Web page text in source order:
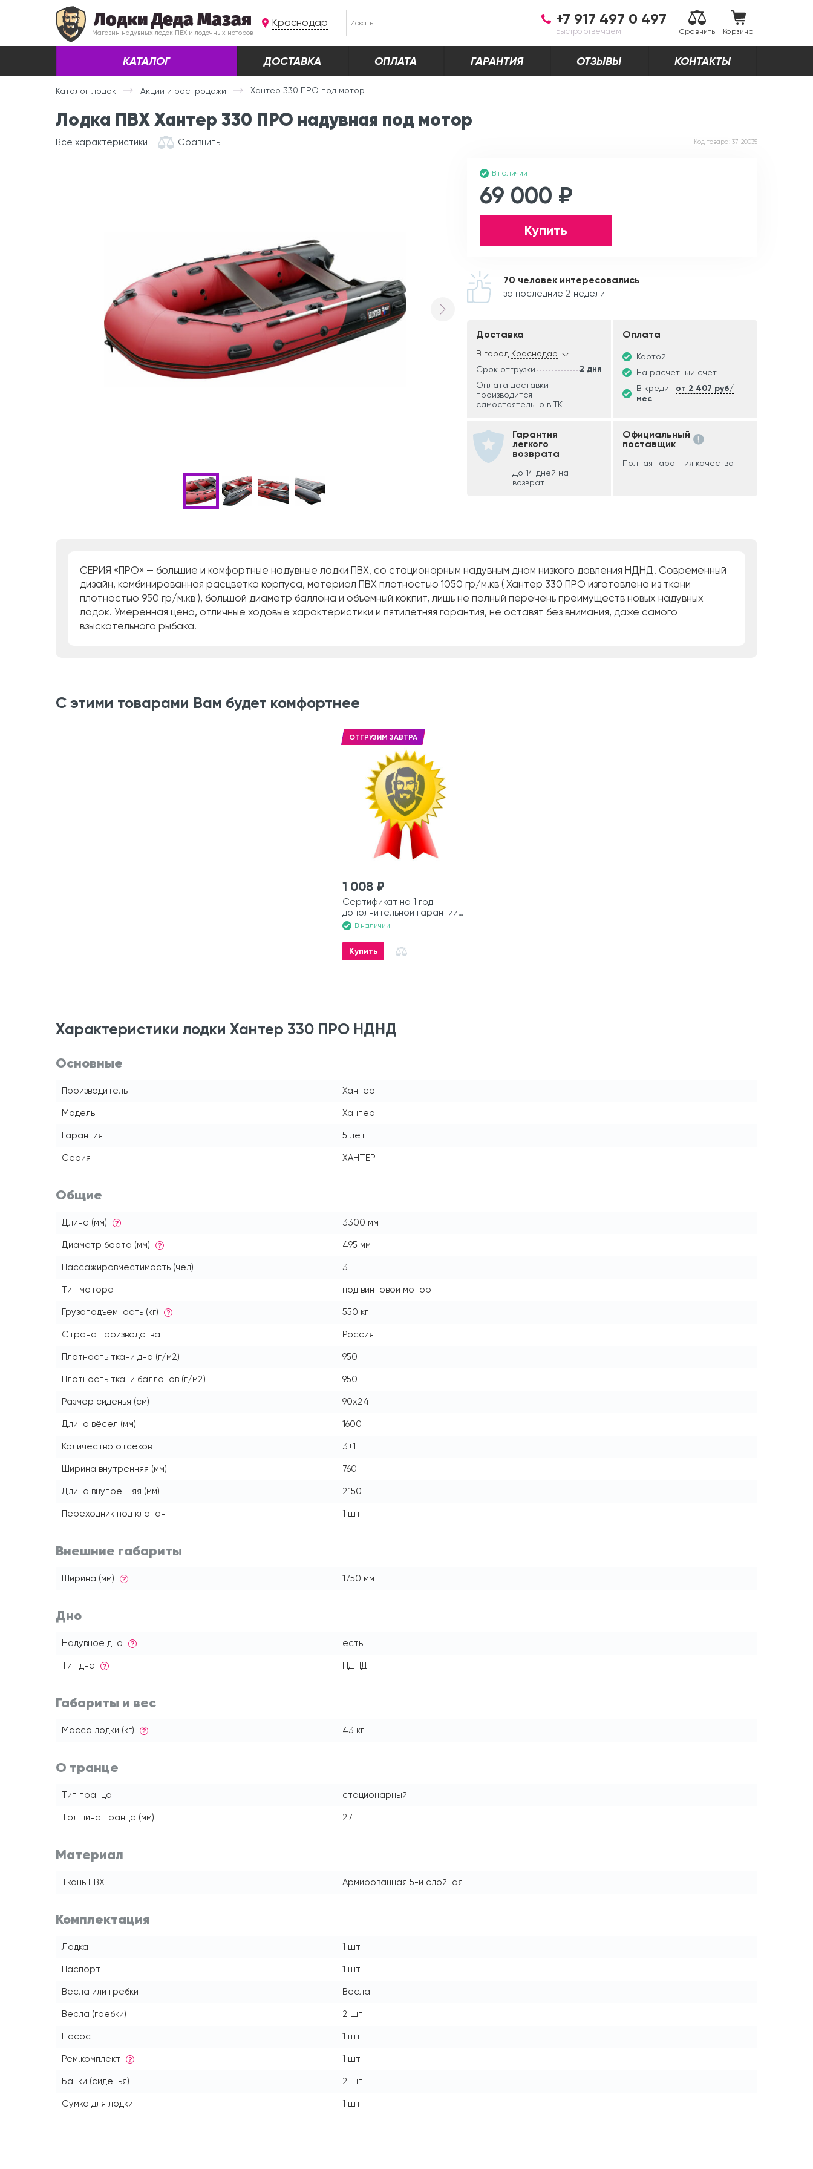
Лодки Деда Мазая
Магазин надувных лодок ПВХ и лодочных моторов
Краснодар +7 917 497 0 497
Быстро отвечаем Сравнить Корзина
КАТАЛОГ ДОСТАВКА ОПЛАТА ГАРАНТИЯ ОТЗЫВЫ КОНТАКТЫ
Каталог лодок Акции и распродажи Хантер 330 ПРО под мотор
Лодка ПВХ Хантер 330 ПРО надувная под мотор
Все характеристики Сравнить Код товара: 37-20035
В наличии
69 000 ₽
Купить
70 человек интересовались
за последние 2 недели
Доставка
В город Краснодар
Срок отгрузки
2 дня
Оплата доставки
производится
самостоятельно в ТК
Оплата
Картой
На расчётный счёт
В кредит от 2 407 руб/
мес
Гарантия
легкого
возврата
До 14 дней на
возврат
Официальный
поставщик
Полная гарантия качества
СЕРИЯ «ПРО» — большие и комфортные надувные лодки ПВХ, со стационарным надувным дном низкого давления НДНД. Современный
дизайн, комбинированная расцветка корпуса, материал ПВХ плотностью 1050 гр/м.кв ( Хантер 330 ПРО изготовлена из ткани
плотностью 950 гр/м.кв ), большой диаметр баллона и объемный кокпит, лишь не полный перечень преимуществ новых надувных
лодок. Умеренная цена, отличные ходовые характеристики и пятилетняя гарантия, не оставят без внимания, даже самого
взыскательного рыбака.
С этими товарами Вам будет комфортнее
ОТГРУЗИМ ЗАВТРА
1 008 ₽
Сертификат на 1 год
дополнительной гарантии
на моторную лодку
В наличии
Купить
Характеристики лодки Хантер 330 ПРО НДНД
Основные
Производитель Хантер
Модель Хантер
Гарантия 5 лет
Серия ХАНТЕР
Общие
Длина (мм) ? 3300 мм
Диаметр борта (мм) ? 495 мм
Пассажировместимость (чел) 3
Тип мотора под винтовой мотор
Грузоподъемность (кг) ? 550 кг
Страна производства Россия
Плотность ткани дна (г/м2) 950
Плотность ткани баллонов (г/м2) 950
Размер сиденья (см) 90x24
Длина вёсел (мм) 1600
Количество отсеков 3+1
Ширина внутренняя (мм) 760
Длина внутренняя (мм) 2150
Переходник под клапан 1 шт
Внешние габариты
Ширина (мм) ? 1750 мм
Дно
Надувное дно ? есть
Тип дна ? НДНД
Габариты и вес
Масса лодки (кг) ? 43 кг
О транце
Тип транца стационарный
Толщина транца (мм) 27
Материал
Ткань ПВХ Армированная 5-и слойная
Комплектация
Лодка 1 шт
Паспорт 1 шт
Весла или гребки Весла
Весла (гребки) 2 шт
Насос 1 шт
Рем.комплект ? 1 шт
Банки (сиденья) 2 шт
Сумка для лодки 1 шт